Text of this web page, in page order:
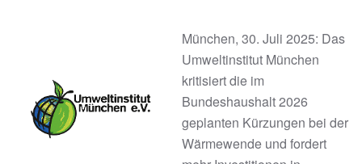
München, 30. Juli 2025: Das
Umweltinstitut München
kritisiert die im
Bundeshaushalt 2026
geplanten Kürzungen bei der
Wärmewende und fordert